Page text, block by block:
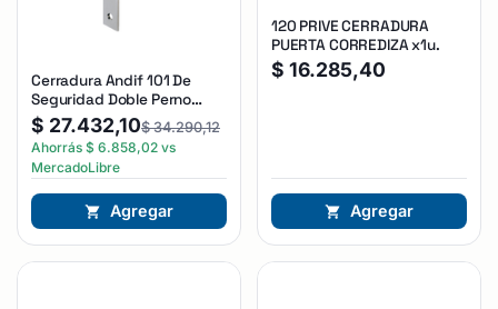
Cerradura Andif 101 De
Seguridad Doble Perno
Reforzada Plateado
$ 27.432,10$34.290,12
Ahorrás $ 6.858,02 vs
MercadoLibre
Agregar
120 PRIVE CERRADURA
PUERTA CORREDIZA x1u.
$ 16.285,40
Agregar